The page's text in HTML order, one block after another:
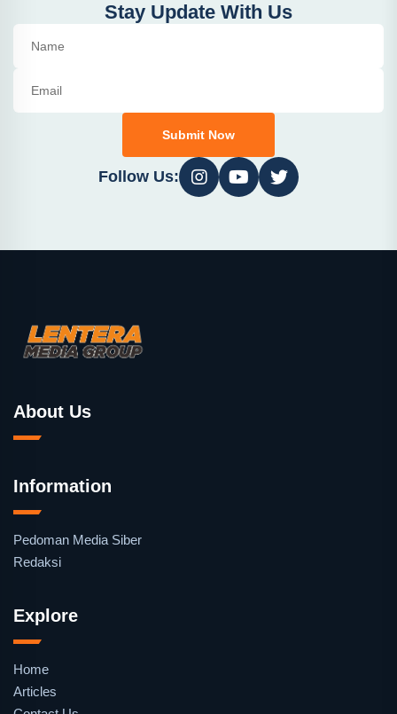
Stay Update With Us
Submit Now
Follow Us:
About Us
Information
Pedoman Media Siber
Redaksi
Explore
Home
Articles